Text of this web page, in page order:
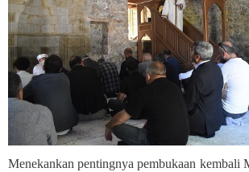
Menekankan pentingnya pembukaan kembali